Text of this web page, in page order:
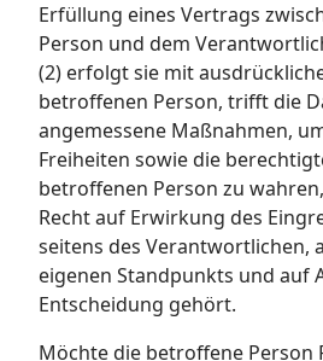
Erfüllung eines Vertrags
Person und dem
(2) erfolgt sie mit
betroffenen Person, trifft die
angemessene Maßnahmen,
Freiheiten sowie die
betroffenen Person zu
Recht auf Erwirkung des
seitens des Verantwortlichen,
eigenen Standpunkts und auf
Entscheidung gehört.
Möchte die betroffene Person